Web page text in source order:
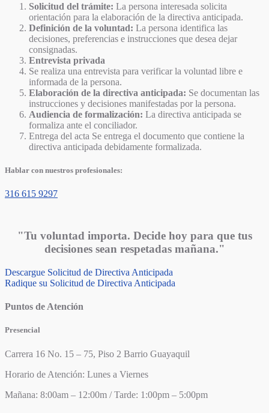
Solicitud del trámite: La persona interesada solicita
orientación para la elaboración de la directiva anticipada.
Definición de la voluntad: La persona identifica las
decisiones, preferencias e instrucciones que desea dejar
consignadas.
Entrevista privada
Se realiza una entrevista para verificar la voluntad libre e
informada de la persona.
Elaboración de la directiva anticipada: Se documentan las
instrucciones y decisiones manifestadas por la persona.
Audiencia de formalización: La directiva anticipada se
formaliza ante el conciliador.
Entrega del acta Se entrega el documento que contiene la
directiva anticipada debidamente formalizada.
Hablar con nuestros profesionales:
316 615 9297
"Tu voluntad importa. Decide hoy para que tus
decisiones sean respetadas mañana."
Descargue Solicitud de Directiva Anticipada
Radique su Solicitud de Directiva Anticipada
Puntos de Atención
Presencial
Carrera 16 No. 15 – 75, Piso 2 Barrio Guayaquil
Horario de Atención: Lunes a Viernes
Mañana: 8:00am – 12:00m / Tarde: 1:00pm – 5:00pm